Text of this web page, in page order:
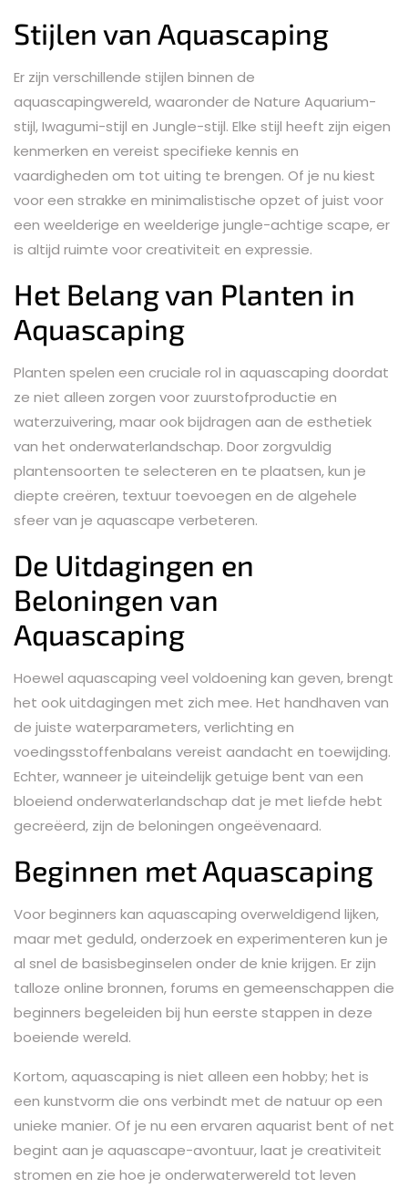
Stijlen van Aquascaping
Er zijn verschillende stijlen binnen de
aquascapingwereld, waaronder de Nature Aquarium-
stijl, Iwagumi-stijl en Jungle-stijl. Elke stijl heeft zijn eigen
kenmerken en vereist specifieke kennis en
vaardigheden om tot uiting te brengen. Of je nu kiest
voor een strakke en minimalistische opzet of juist voor
een weelderige en weelderige jungle-achtige scape, er
is altijd ruimte voor creativiteit en expressie.
Het Belang van Planten in
Aquascaping
Planten spelen een cruciale rol in aquascaping doordat
ze niet alleen zorgen voor zuurstofproductie en
waterzuivering, maar ook bijdragen aan de esthetiek
van het onderwaterlandschap. Door zorgvuldig
plantensoorten te selecteren en te plaatsen, kun je
diepte creëren, textuur toevoegen en de algehele
sfeer van je aquascape verbeteren.
De Uitdagingen en
Beloningen van
Aquascaping
Hoewel aquascaping veel voldoening kan geven, brengt
het ook uitdagingen met zich mee. Het handhaven van
de juiste waterparameters, verlichting en
voedingsstoffenbalans vereist aandacht en toewijding.
Echter, wanneer je uiteindelijk getuige bent van een
bloeiend onderwaterlandschap dat je met liefde hebt
gecreëerd, zijn de beloningen ongeëvenaard.
Beginnen met Aquascaping
Voor beginners kan aquascaping overweldigend lijken,
maar met geduld, onderzoek en experimenteren kun je
al snel de basisbeginselen onder de knie krijgen. Er zijn
talloze online bronnen, forums en gemeenschappen die
beginners begeleiden bij hun eerste stappen in deze
boeiende wereld.
Kortom, aquascaping is niet alleen een hobby; het is
een kunstvorm die ons verbindt met de natuur op een
unieke manier. Of je nu een ervaren aquarist bent of net
begint aan je aquascape-avontuur, laat je creativiteit
stromen en zie hoe je onderwaterwereld tot leven